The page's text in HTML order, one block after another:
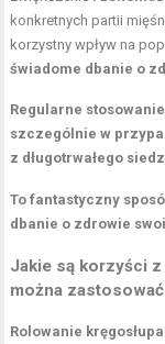
konkretnych partii
korzystny wpływ na
świadome dbanie o
Regularne
szczególnie w
z długotrwałego
To fantastyczny
dbanie o zdrowie
Jakie są korzyści
można
Rolowanie